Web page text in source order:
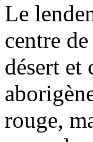
Le
centre
désert et
rouge,